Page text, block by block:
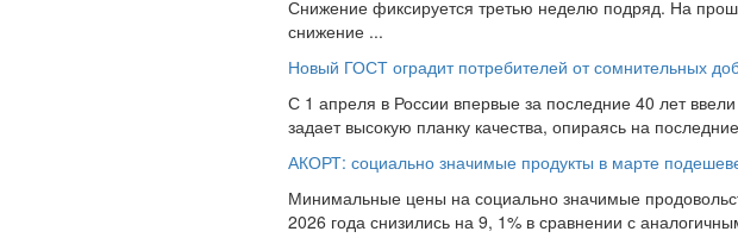
Снижение фиксируется третью неделю подряд. На
снижение ...
Новый ГОСТ оградит потребителей от сомнительных
С 1 апреля в России впервые за последние 40 лет
задает высокую планку качества, опираясь на
АКОРТ: социально значимые продукты в марте
Минимальные цены на социально значимые
2026 года снизились на 9, 1% в сравнении с